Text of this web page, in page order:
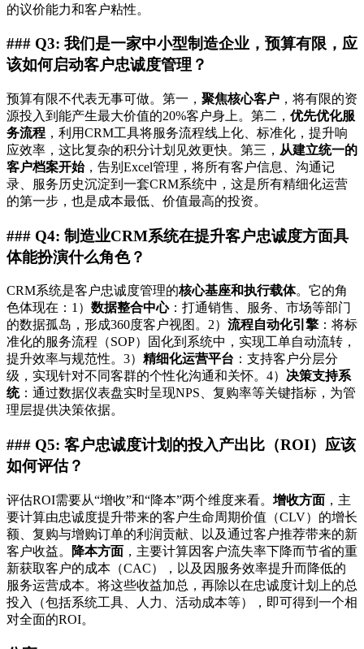
的议价能力和客户粘性。
### Q3: 我们是一家中小型制造企业，预算有限，应
该如何启动客户忠诚度管理？
预算有限不代表无事可做。第一， 聚焦核心客户 ，将有限的资
源投入到能产生最大价值的20%客户身上。第二， 优先优化服
务流程 ，利用CRM工具将服务流程线上化、标准化，提升响
应效率，这比复杂的积分计划见效更快。第三， 从建立统一的
客户档案开始，告别Excel管理，将所有客户信息、沟通记
录、服务历史沉淀到一套CRM系统中，这是所有精细化运营
的第一步，也是成本最低、价值最高的投资。
### Q4: 制造业CRM系统在提升客户忠诚度方面具
体能扮演什么角色？
CRM系统是客户忠诚度管理的核心基座和执行载体。它的角
色体现在：1） 数据整合中心：打通销售、服务、市场等部门
的数据孤岛，形成360度客户视图。2） 流程自动化引擎 ：将标
准化的服务流程（SOP）固化到系统中，实现工单自动流转，
提升效率与规范性。3） 精细化运营平台 ：支持客户分层分
级，实现针对不同客群的个性化沟通和关怀。4） 决策支持系
统：通过数据仪表盘实时呈现NPS、复购率等关键指标，为管
理层提供决策依据。
### Q5: 客户忠诚度计划的投入产出比（ROI）应该
如何评估？
评估ROI需要从“增收”和“降本”两个维度来看。 增收方面 ，主
要计算由忠诚度提升带来的客户生命周期价值（CLV）的增长
额、复购与增购订单的利润贡献、以及通过客户推荐带来的新
客户收益。
降本方面 ，主要计算因客户流失率下降而节省的重
新获取客户的成本（CAC），以及因服务效率提升而降低的
服务运营成本。将这些收益加总，再除以在忠诚度计划上的总
投入（包括系统工具、人力、活动成本等），即可得到一个相
对全面的ROI。